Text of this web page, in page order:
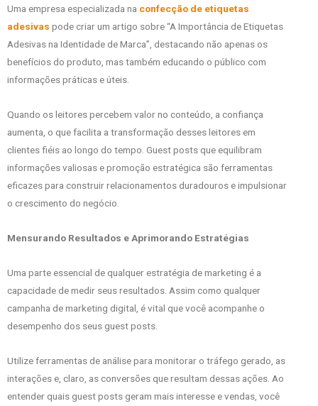
Uma empresa especializada na confecção de etiquetas
adesivas pode criar um artigo sobre “A Importância de Etiquetas
Adesivas na Identidade de Marca”, destacando não apenas os
benefícios do produto, mas também educando o público com
informações práticas e úteis.
Quando os leitores percebem valor no conteúdo, a confiança
aumenta, o que facilita a transformação desses leitores em
clientes fiéis ao longo do tempo. Guest posts que equilibram
informações valiosas e promoção estratégica são ferramentas
eficazes para construir relacionamentos duradouros e impulsionar
o crescimento do negócio.
Mensurando Resultados e Aprimorando Estratégias
Uma parte essencial de qualquer estratégia de marketing é a
capacidade de medir seus resultados. Assim como qualquer
campanha de marketing digital, é vital que você acompanhe o
desempenho dos seus guest posts.
Utilize ferramentas de análise para monitorar o tráfego gerado, as
interações e, claro, as conversões que resultam dessas ações. Ao
entender quais guest posts geram mais interesse e vendas, você